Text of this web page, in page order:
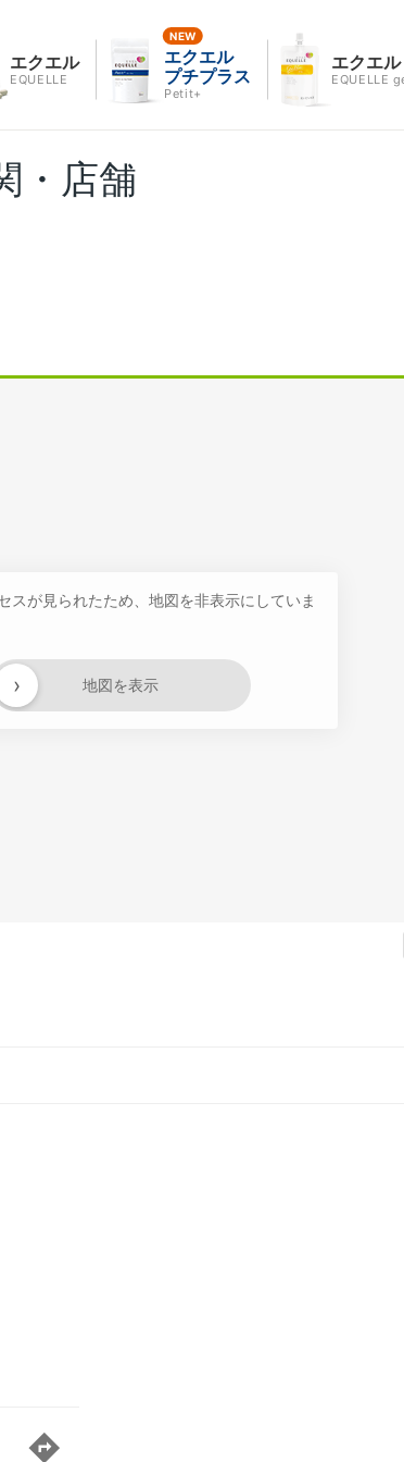
エクエル
EQUELLE
エクエル
プチプラス
Petit+
エクエ
EQUELLE
・店舗
スが見られたため、地図を非表示にしていま
地図を表示
›